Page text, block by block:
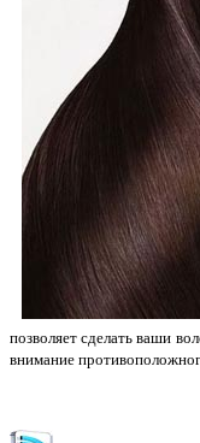
позволяет сделать ваши
внимание